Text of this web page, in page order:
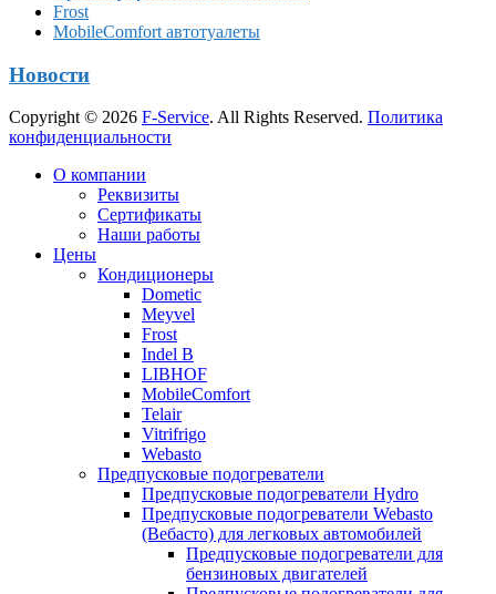
Frost
MobileComfort автотуалеты
Новости
Copyright © 2026 F-Service. All Rights Reserved. Политика
конфиденциальности
вверх
О компании
Реквизиты
Сертификаты
Наши работы
Цены
Кондиционеры
Dometic
Meyvel
Frost
Indel B
LIBHOF
MobileComfort
Telair
Vitrifrigo
Webasto
Предпусковые подогреватели
Предпусковые подогреватели Hydro
Предпусковые подогреватели Webasto
(Вебасто) для легковых автомобилей
Предпусковые подогреватели для
бензиновых двигателей